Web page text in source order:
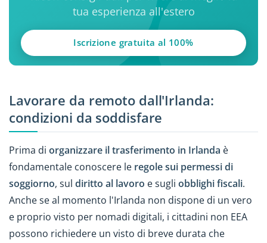
tua esperienza all'estero
Iscrizione gratuita al 100%
Lavorare da remoto dall'Irlanda:
condizioni da soddisfare
Prima di organizzare il trasferimento in Irlanda è
fondamentale conoscere le regole sui permessi di
soggiorno, sul diritto al lavoro e sugli obblighi fiscali.
Anche se al momento l'Irlanda non dispone di un vero
e proprio visto per nomadi digitali, i cittadini non EEA
possono richiedere un visto di breve durata che